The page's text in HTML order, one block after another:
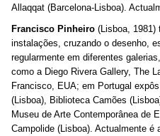
Allaqqat (Barcelona-Lisboa).
Francisco Pinheiro (Lisboa, 1981)
instalações, cruzando o desenho,
regularmente em diferentes
como a Diego Rivera Gallery, The
Francisco, EUA; em Portugal
(Lisboa), Biblioteca Camões
Museu de Arte Contemporânea de
Campolide (Lisboa). Actualmente é